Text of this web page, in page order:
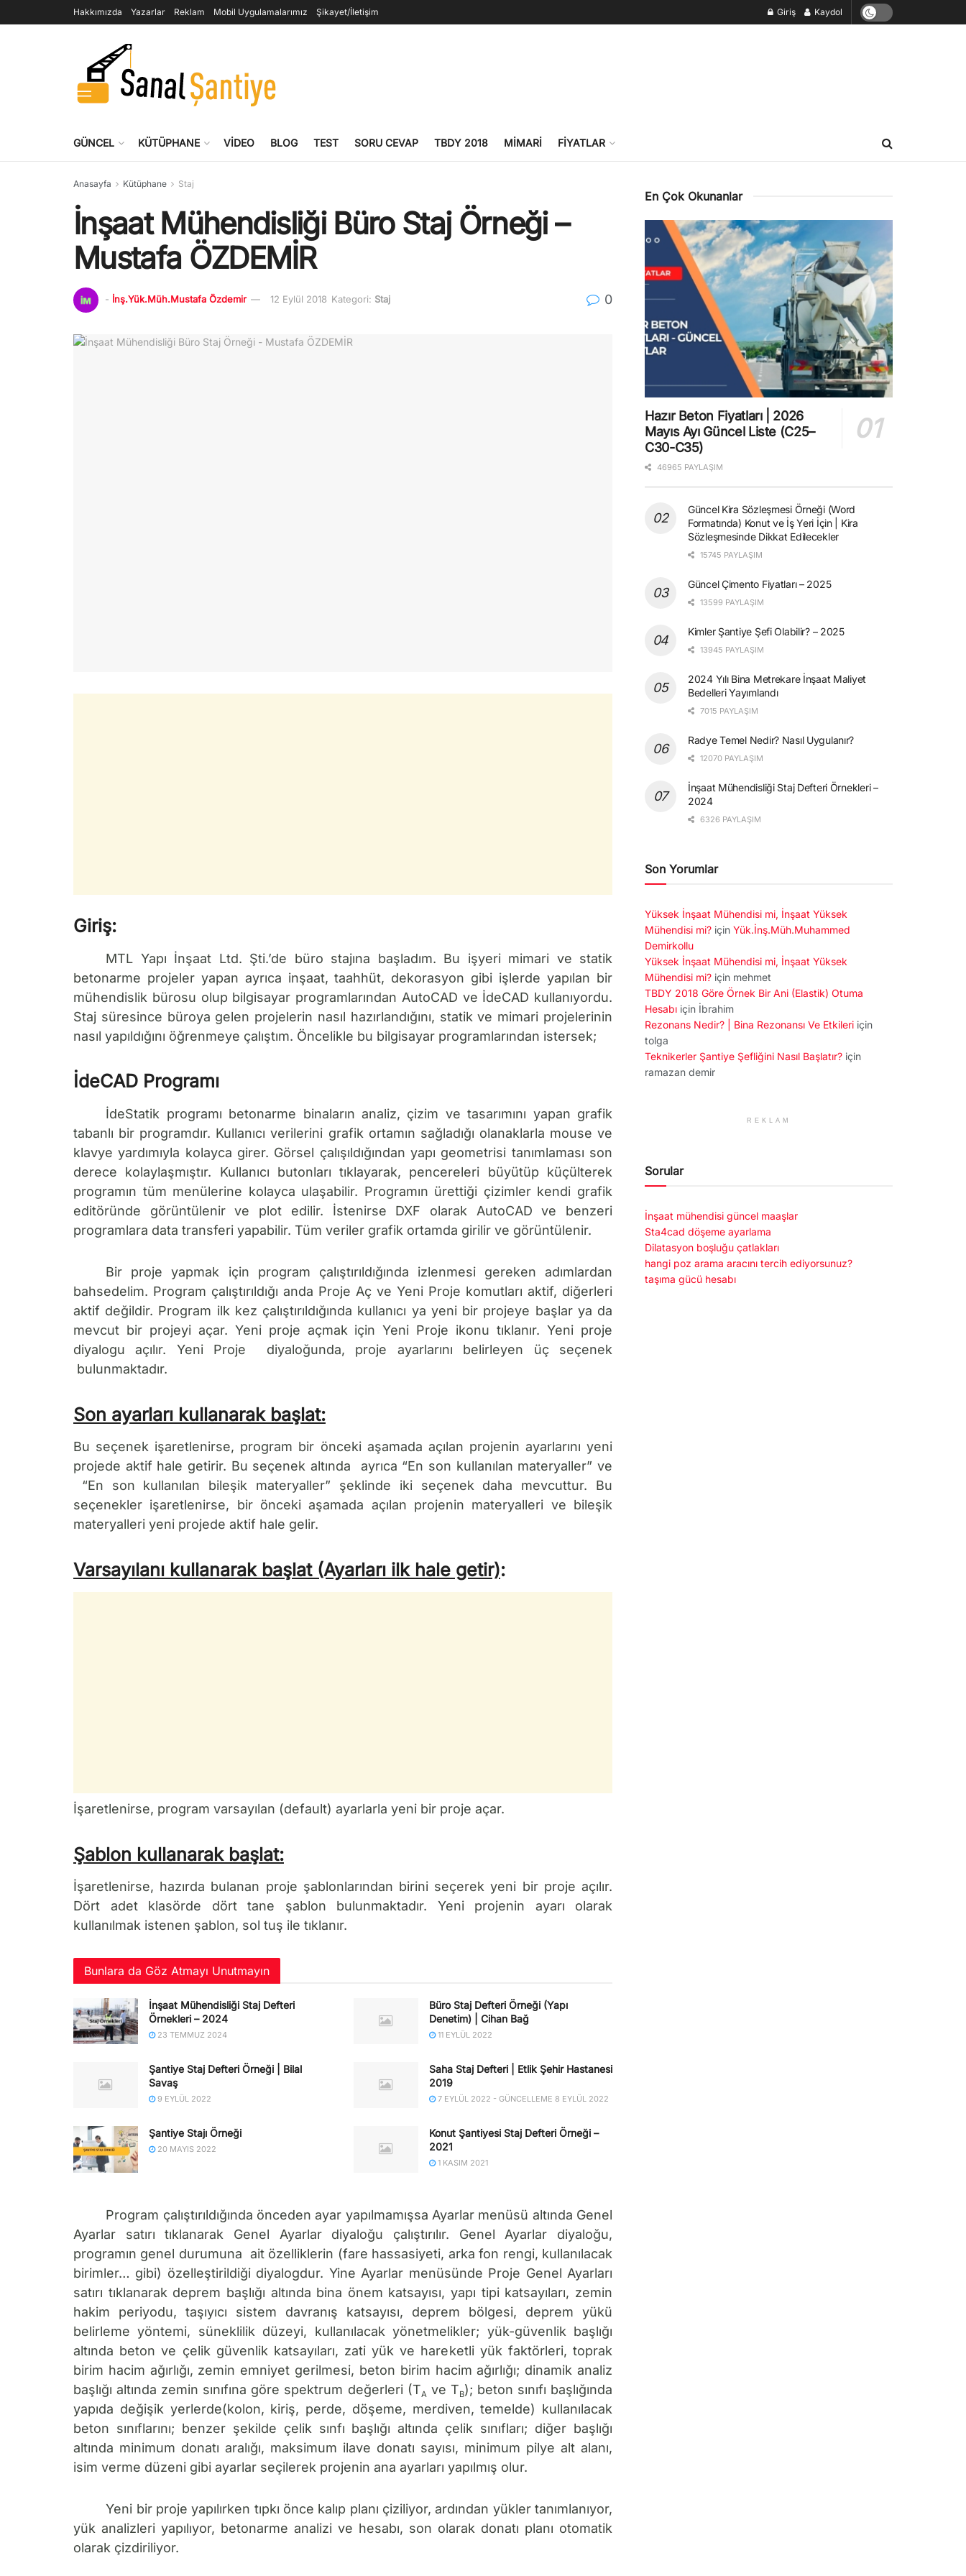
Hakkımızda Yazarlar Reklam Mobil Uygulamalarımız Şikayet/İletişim Giriş Kaydol
GÜNCEL KÜTÜPHANE VIDEO BLOG TEST SORU CEVAP TBDY 2018 MIMARI FIYATLAR
Anasayfa Kütüphane Staj
İnşaat Mühendisliği Büro Staj Örneği –
Mustafa ÖZDEMİR
- İnş.Yük.Müh.Mustafa Özdemir 12 Eylül 2018 Kategori: Staj 0
Giriş:
MTL Yapı İnşaat Ltd. Şti.’de büro stajına başladım. Bu işyeri mimari ve statik
betonarme projeler yapan ayrıca inşaat, taahhüt, dekorasyon gibi işlerde yapılan bir
mühendislik bürosu olup bilgisayar programlarından AutoCAD ve İdeCAD kullanıyordu.
Staj süresince büroya gelen projelerin nasıl hazırlandığını, statik ve mimari projelerinin
nasıl yapıldığını öğrenmeye çalıştım. Öncelikle bu bilgisayar programlarından istersek;
İdeCAD Programı
İdeStatik programı betonarme binaların analiz, çizim ve tasarımını yapan grafik
tabanlı bir programdır. Kullanıcı verilerini grafik ortamın sağladığı olanaklarla mouse ve
klavye yardımıyla kolayca girer. Görsel çalışıldığından yapı geometrisi tanımlaması son
derece kolaylaşmıştır. Kullanıcı butonları tıklayarak, pencereleri büyütüp küçülterek
programın tüm menülerine kolayca ulaşabilir. Programın ürettiği çizimler kendi grafik
editöründe görüntülenir ve plot edilir. İstenirse DXF olarak AutoCAD ve benzeri
programlara data transferi yapabilir. Tüm veriler grafik ortamda girilir ve görüntülenir.
Bir proje yapmak için program çalıştırıldığında izlenmesi gereken adımlardan
bahsedelim. Program çalıştırıldığı anda Proje Aç ve Yeni Proje komutları aktif, diğerleri
aktif değildir. Program ilk kez çalıştırıldığında kullanıcı ya yeni bir projeye başlar ya da
mevcut bir projeyi açar. Yeni proje açmak için Yeni Proje ikonu tıklanır. Yeni proje
diyalogu açılır. Yeni Proje diyaloğunda, proje ayarlarını belirleyen üç seçenek
bulunmaktadır.
Son ayarları kullanarak başlat:
Bu seçenek işaretlenirse, program bir önceki aşamada açılan projenin ayarlarını yeni
projede aktif hale getirir. Bu seçenek altında ayrıca “En son kullanılan materyaller” ve
“En son kullanılan bileşik materyaller” şeklinde iki seçenek daha mevcuttur. Bu
seçenekler işaretlenirse, bir önceki aşamada açılan projenin materyalleri ve bileşik
materyalleri yeni projede aktif hale gelir.
Varsayılanı kullanarak başlat (Ayarları ilk hale getir):
İşaretlenirse, program varsayılan (default) ayarlarla yeni bir proje açar.
Şablon kullanarak başlat:
İşaretlenirse, hazırda bulanan proje şablonlarından birini seçerek yeni bir proje açılır.
Dört adet klasörde dört tane şablon bulunmaktadır. Yeni projenin ayarı olarak
kullanılmak istenen şablon, sol tuş ile tıklanır.
Bunlara da Göz Atmayı Unutmayın
İnşaat Mühendisliği Staj Defteri
Örnekleri – 2024
23 TEMMUZ 2024
Büro Staj Defteri Örneği (Yapı
Denetim) | Cihan Bağ
11 EYLÜL 2022
Şantiye Staj Defteri Örneği | Bilal
Savaş
9 EYLÜL 2022
Saha Staj Defteri | Etlik Şehir Hastanesi
2019
7 EYLÜL 2022 - GÜNCELLEME 8 EYLÜL 2022
Şantiye Stajı Örneği
20 MAYIS 2022
Konut Şantiyesi Staj Defteri Örneği –
2021
1 KASIM 2021
Program çalıştırıldığında önceden ayar yapılmamışsa Ayarlar menüsü altında Genel
Ayarlar satırı tıklanarak Genel Ayarlar diyaloğu çalıştırılır. Genel Ayarlar diyaloğu,
programın genel durumuna ait özelliklerin (fare hassasiyeti, arka fon rengi, kullanılacak
birimler… gibi) özelleştirildiği diyalogdur. Yine Ayarlar menüsünde Proje Genel Ayarları
satırı tıklanarak deprem başlığı altında bina önem katsayısı, yapı tipi katsayıları, zemin
hakim periyodu, taşıyıcı sistem davranış katsayısı, deprem bölgesi, deprem yükü
belirleme yöntemi, süneklilik düzeyi, kullanılacak yönetmelikler; yük-güvenlik başlığı
altında beton ve çelik güvenlik katsayıları, zati yük ve hareketli yük faktörleri, toprak
birim hacim ağırlığı, zemin emniyet gerilmesi, beton birim hacim ağırlığı; dinamik analiz
başlığı altında zemin sınıfına göre spektrum değerleri (TA ve TB); beton sınıfı başlığında
yapıda değişik yerlerde(kolon, kiriş, perde, döşeme, merdiven, temelde) kullanılacak
beton sınıflarını; benzer şekilde çelik sınfı başlığı altında çelik sınıfları; diğer başlığı
altında minimum donatı aralığı, maksimum ilave donatı sayısı, minimum pilye alt alanı,
isim verme düzeni gibi ayarlar seçilerek projenin ana ayarları yapılmış olur.
Yeni bir proje yapılırken tıpkı önce kalıp planı çiziliyor, ardından yükler tanımlanıyor,
yük analizleri yapılıyor, betonarme analizi ve hesabı, son olarak donatı planı otomatik
olarak çizdiriliyor.
En Çok Okunanlar
Hazır Beton Fiyatları | 2026
Mayıs Ayı Güncel Liste (C25–
C30-C35)
46965 PAYLAŞIM
Güncel Kira Sözleşmesi Örneği (Word
Formatında) Konut ve İş Yeri İçin | Kira
Sözleşmesinde Dikkat Edilecekler
15745 PAYLAŞIM
Güncel Çimento Fiyatları – 2025
13599 PAYLAŞIM
Kimler Şantiye Şefi Olabilir? – 2025
13945 PAYLAŞIM
2024 Yılı Bina Metrekare İnşaat Maliyet
Bedelleri Yayımlandı
7015 PAYLAŞIM
Radye Temel Nedir? Nasıl Uygulanır?
12070 PAYLAŞIM
İnşaat Mühendisliği Staj Defteri Örnekleri –
2024
6326 PAYLAŞIM
Son Yorumlar
Yüksek İnşaat Mühendisi mi, İnşaat Yüksek
Mühendisi mi? için Yük.İnş.Müh.Muhammed
Demirkollu
Yüksek İnşaat Mühendisi mi, İnşaat Yüksek
Mühendisi mi? için mehmet
TBDY 2018 Göre Örnek Bir Ani (Elastik) Otuma
Hesabı için İbrahim
Rezonans Nedir? | Bina Rezonansı Ve Etkileri için
tolga
Teknikerler Şantiye Şefliğini Nasıl Başlatır? için
ramazan demir
REKLAM
Sorular
İnşaat mühendisi güncel maaşlar
Sta4cad döşeme ayarlama
Dilatasyon boşluğu çatlakları
hangi poz arama aracını tercih ediyorsunuz?
taşıma gücü hesabı